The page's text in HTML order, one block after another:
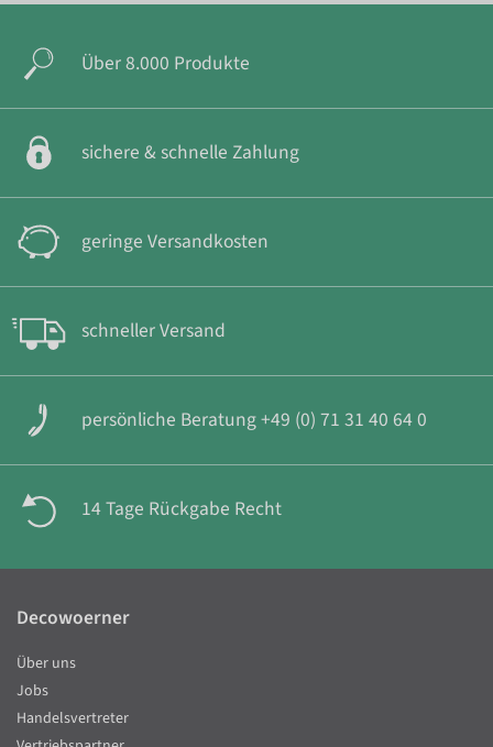
Über 8.000 Produkte
sichere & schnelle Zahlung
geringe Versandkosten
schneller Versand
persönliche Beratung +49 (0) 71 31 40 64 0
14 Tage Rückgabe Recht
Decowoerner
Über uns
Jobs
Handelsvertreter